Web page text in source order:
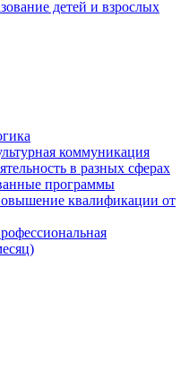
детей и взрослых
коммуникация
в разных сферах
программы
квалификации от